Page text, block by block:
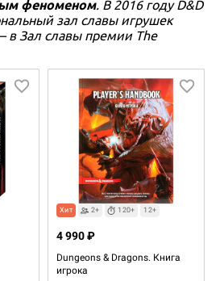
феноменом. В 2016 году D&D
зал славы игрушек
Зал славы премии The
Хит 2+ 120+ 12+
Dungeons & Dragons. Книга
игрока
4 990 ₽